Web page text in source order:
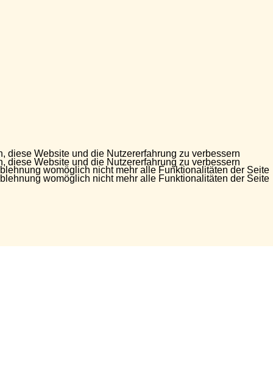
diese Website und die Nutzererfahrung zu verbessern
womöglich nicht mehr alle Funktionalitäten der Seite
diese Website und die Nutzererfahrung zu verbessern
womöglich nicht mehr alle Funktionalitäten der Seite